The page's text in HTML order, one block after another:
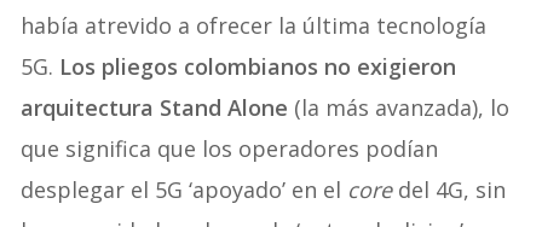
había atrevido a ofrecer la última tecnología
5G. Los pliegos colombianos no exigieron
arquitectura Stand Alone (la más avanzada), lo
que significa que los operadores podían
desplegar el 5G ‘apoyado’ en el core del 4G, sin